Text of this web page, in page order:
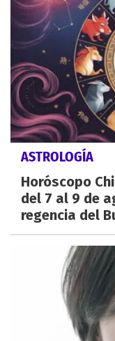
ASTROLOGÍA
Horóscopo
del 7 al 9 de
regencia del